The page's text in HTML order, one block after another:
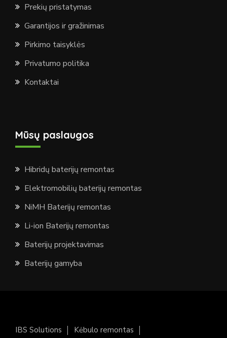
Prekių pristatymas
Garantijos ir gražinimas
Pirkimo taisyklės
Privatumo politika
Kontaktai
Mūsų paslaugos
Hibridų baterijų remontas
Elektromobilių baterijų remontas
NiMH Baterijų remontas
Li-ion Baterijų remontas
Baterijų projektavimas
Baterijų gamyba
IBS Solutions
Kėbulo remontas